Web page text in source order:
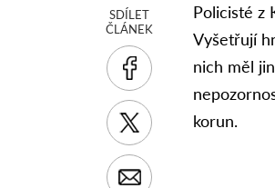
SDÍLET
ČLÁNEK
Policisté z
Vyšetřují
nich měl
korun.